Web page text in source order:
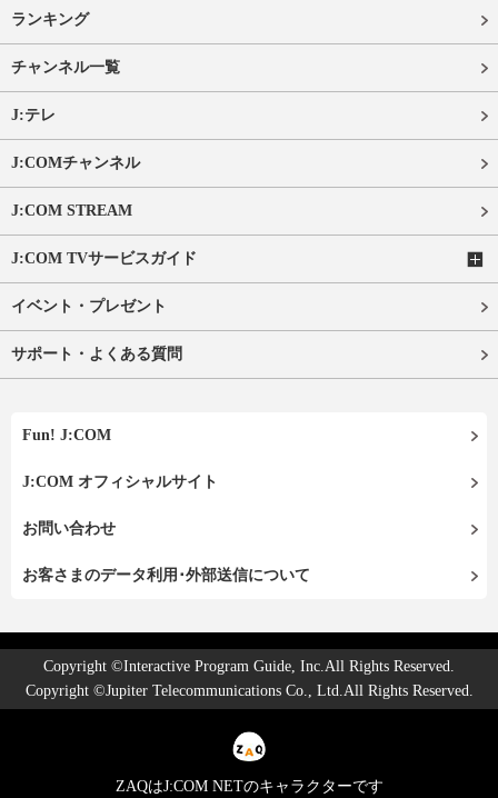
ランキング
チャンネル一覧
J:テレ
J:COMチャンネル
J:COM STREAM
J:COM TVサービスガイド
イベント・プレゼント
サポート・よくある質問
Fun! J:COM
J:COM オフィシャルサイト
お問い合わせ
お客さまのデータ利用･外部送信について
Copyright ©Interactive Program Guide, Inc.All Rights Reserved.
Copyright ©Jupiter Telecommunications Co., Ltd.All Rights Reserved.
ZAQはJ:COM NETのキャラクターです